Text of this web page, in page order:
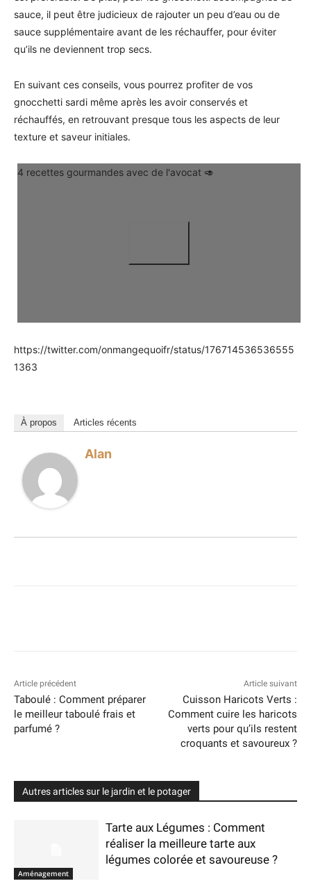
sauce, il peut être judicieux de rajouter un peu d’eau ou de
sauce supplémentaire avant de les réchauffer, pour éviter
qu’ils ne deviennent trop secs.
En suivant ces conseils, vous pourrez profiter de vos
gnocchetti sardi même après les avoir conservés et
réchauffés, en retrouvant presque tous les aspects de leur
texture et saveur initiales.
4 recettes gourmandes avec de l'avocat 🥑
https://twitter.com/onmangequoifr/status/176714536536555
1363
À propos Articles récents
Alan
Article précédent
Taboulé : Comment préparer
le meilleur taboulé frais et
parfumé ?
Article suivant
Cuisson Haricots Verts :
Comment cuire les haricots
verts pour qu’ils restent
croquants et savoureux ?
Autres articles sur le jardin et le potager
Aménagement
Tarte aux Légumes : Comment
réaliser la meilleure tarte aux
légumes colorée et savoureuse ?